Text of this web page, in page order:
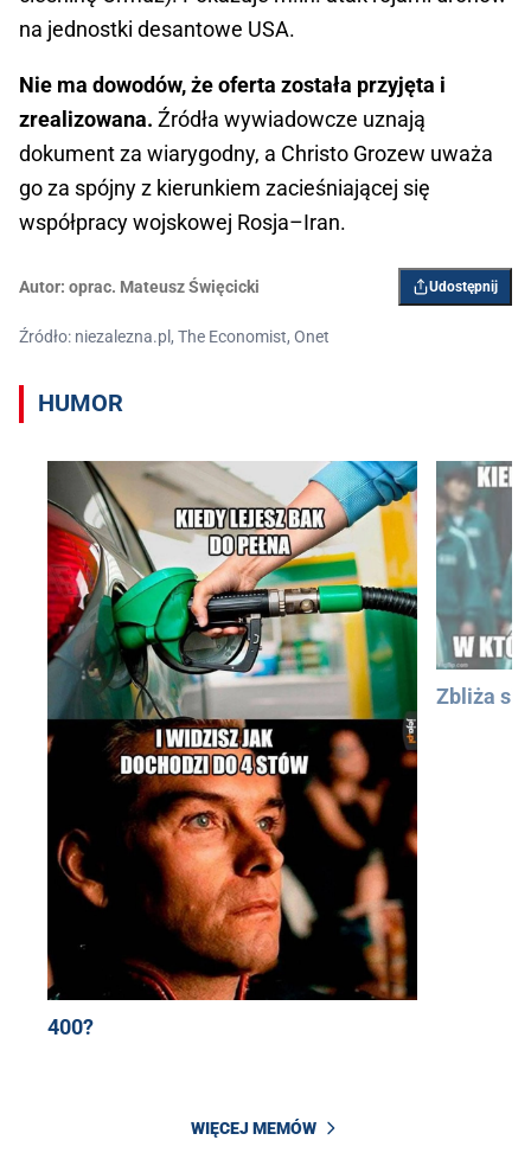
na jednostki desantowe USA.
Nie ma dowodów, że oferta została przyjęta i
zrealizowana. Źródła wywiadowcze uznają
dokument za wiarygodny, a Christo Grozew uważa
go za spójny z kierunkiem zacieśniającej się
współpracy wojskowej Rosja–Iran.
Autor: oprac. Mateusz Święcicki Udostępnij
Źródło: niezalezna.pl, The Economist, Onet
HUMOR
400?
Zbliża się
WIĘCEJ MEMÓW